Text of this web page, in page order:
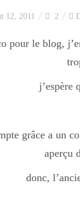
12, 2011 2
pour le blog,
j’espère
grâce a un
aperçu
donc,